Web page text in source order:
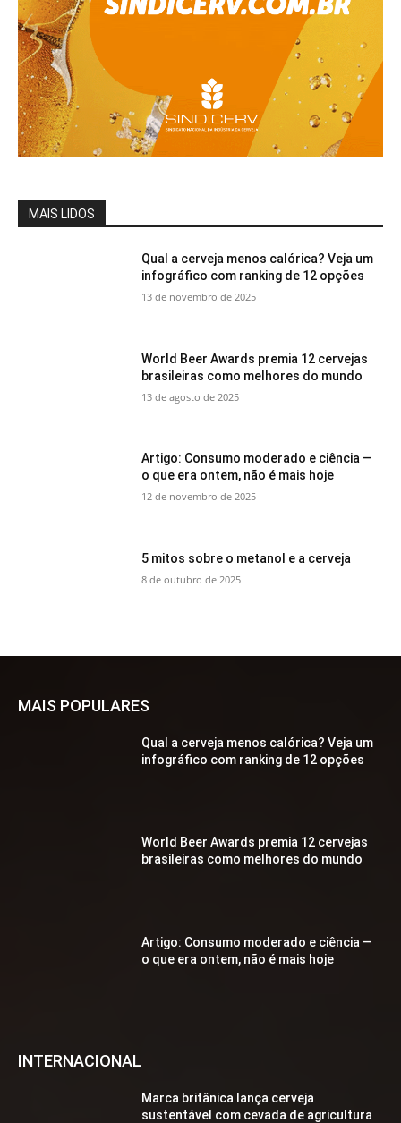
MAIS LIDOS
Qual a cerveja menos calórica? Veja um
infográfico com ranking de 12 opções
13 de novembro de 2025
World Beer Awards premia 12 cervejas
brasileiras como melhores do mundo
13 de agosto de 2025
Artigo: Consumo moderado e ciência —
o que era ontem, não é mais hoje
12 de novembro de 2025
5 mitos sobre o metanol e a cerveja
8 de outubro de 2025
MAIS POPULARES
Qual a cerveja menos calórica? Veja um
infográfico com ranking de 12 opções
World Beer Awards premia 12 cervejas
brasileiras como melhores do mundo
Artigo: Consumo moderado e ciência —
o que era ontem, não é mais hoje
INTERNACIONAL
Marca britânica lança cerveja
sustentável com cevada de agricultura